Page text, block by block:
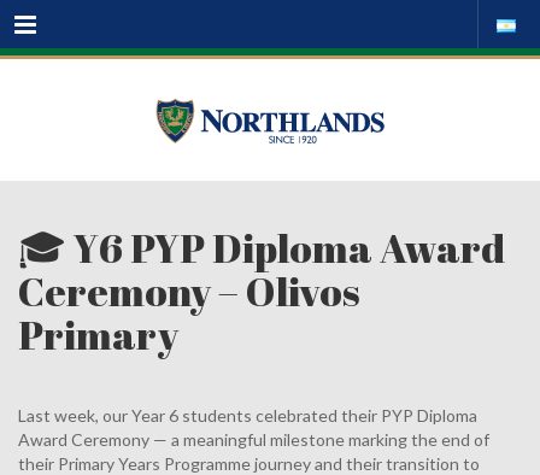
Menu
🎓 Y6 PYP Diploma Award
Ceremony – Olivos
Primary
Last week, our Year 6 students celebrated their PYP Diploma
Award Ceremony — a meaningful milestone marking the end of
their Primary Years Programme journey and their transition to